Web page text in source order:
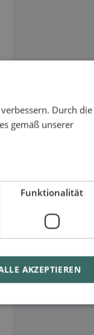
Durch die
gemäß unserer
Funktionalität
AKZEPTIEREN